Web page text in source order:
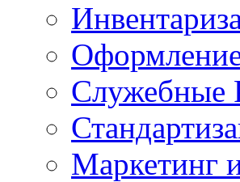
Маркетинг